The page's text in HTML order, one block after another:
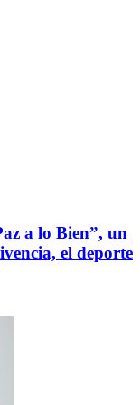
a lo Bien”, un
el deporte